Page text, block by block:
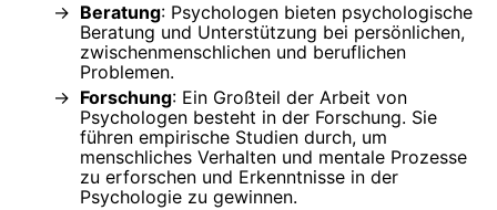
Beratung: Psychologen bieten psychologische
Beratung und Unterstützung bei persönlichen,
zwischenmenschlichen und beruflichen
Problemen.
Forschung: Ein Großteil der Arbeit von
Psychologen besteht in der Forschung. Sie
führen empirische Studien durch, um
menschliches Verhalten und mentale Prozesse
zu erforschen und Erkenntnisse in der
Psychologie zu gewinnen.